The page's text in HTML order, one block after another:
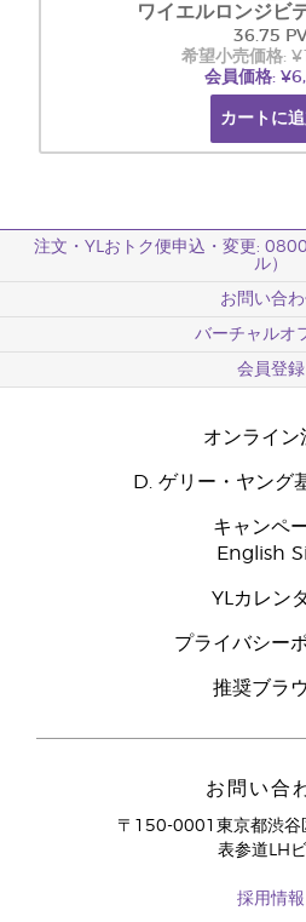
ワイエルロンジビ
36.75 PV
希望小売価格:
会員価格:
カートに追
注文・YLおトク便申込・変更:
ル）
お問い合
バーチャルオ
会員登録
オンライン
D. ゲリー・ヤング
キャンペ
English
YLカレン
プライバシー
推奨ブラ
お問い合
〒150-0001東京都渋谷
表参道LH
採用情報